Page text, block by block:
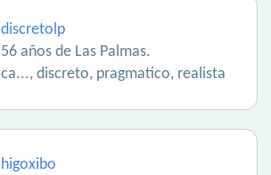
discretolp
56 años de Las Palmas.
ca..., discreto, pragmatico, realista
higoxibo